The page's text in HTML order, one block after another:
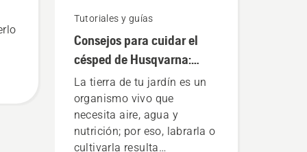
Tutoriales y guías
Consejos para cuidar el
césped de Husqvarna:
cómo cultivar la tierra
La tierra de tu jardín es un
organismo vivo que
necesita aire, agua y
nutrición; por eso, labrarla o
cultivarla resulta